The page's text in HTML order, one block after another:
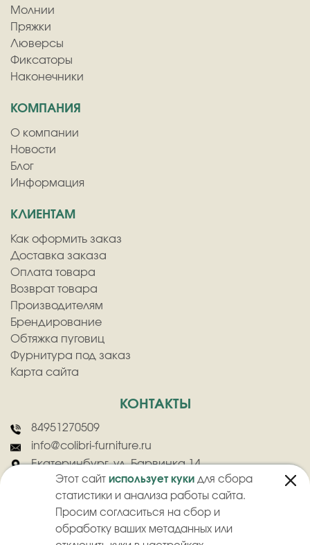
Этот сайт использует куки для сбора
статистики и анализа работы сайта.
Просим согласиться на сбор и
обработку ваших метаданных или
Молнии
Пряжки
Люверсы
Фиксаторы
Наконечники
КОМПАНИЯ
О компании
Новости
Блог
Информация
КЛИЕНТАМ
Как оформить заказ
Доставка заказа
Оплата товара
Возврат товара
Производителям
Брендирование
Обтяжка пуговиц
Фурнитура под заказ
Карта сайта
КОНТАКТЫ
84951270509
info@colibri-furniture.ru
Екатеринбург, ул. Барвинка 14